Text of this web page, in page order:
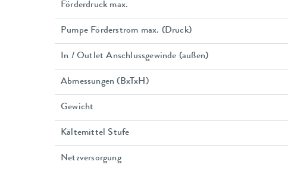
Förderdruck max.
Pumpe Förderstrom max. (Druck)
In / Outlet Anschlussgewinde (außen)
Abmessungen (BxTxH)
Gewicht
Kältemittel Stufe
Netzversorgung